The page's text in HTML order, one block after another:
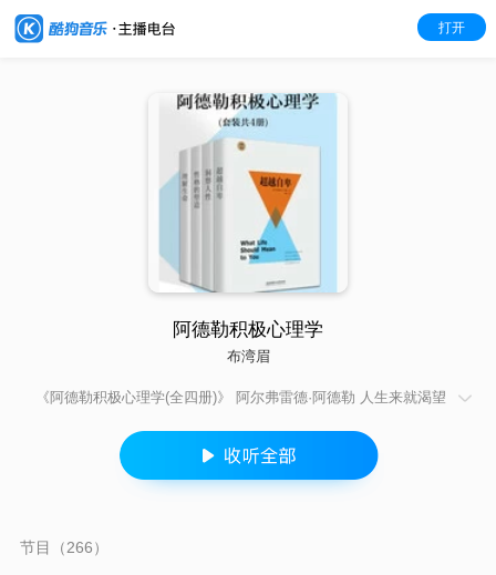
打开
阿德勒积极心理学
布湾眉
《阿德勒积极心理学(全四册)》 阿尔弗雷德·阿德勒 人生来就渴望
何看待生活的意义、存在的价值?阿德勒以咨询师的口吻，深入浅
出地讲解了个体心理学的相关问题和基本观点。本套书由阿德勒
的《超越自卑》《洞察人性》《理解生命》《性格的塑造》四本
解的，通过正确的方法，每个人都可以实现自我价值，找到属于
自己的幸福。
节目（266）